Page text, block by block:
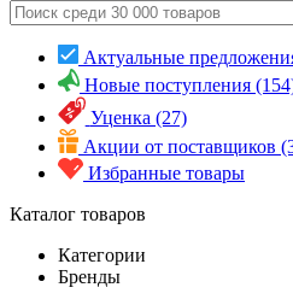
Актуальные
Новые поступления
Уценка (27)
Акции от поставщиков
Избранные товары
Каталог товаров
Категории
Бренды